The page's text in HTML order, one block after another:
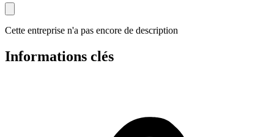
Cette entreprise n'a pas encore de description
Informations clés